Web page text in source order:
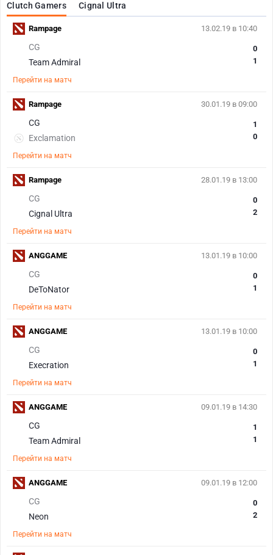
Clutch Gamers Cignal Ultra
13.02.19 в 10:40
CG
Team Admiral
0
1
Перейти на матч
Rampage
30.01.19 в 09:00
CG
Exclamation
1
0
Перейти на матч
Rampage
28.01.19 в 13:00
CG
Cignal Ultra
0
2
Перейти на матч
Rampage
13.01.19 в 10:00
CG
DeToNator
0
1
Перейти на матч
ANGGAME
13.01.19 в 10:00
CG
Execration
0
1
Перейти на матч
ANGGAME
09.01.19 в 14:30
CG
Team Admiral
1
1
Перейти на матч
ANGGAME
09.01.19 в 12:00
CG
Neon
0
2
Перейти на матч
ANGGAME